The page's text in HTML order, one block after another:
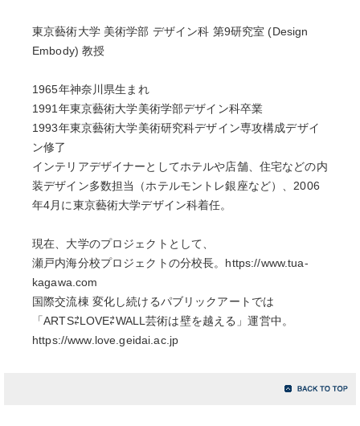
東京藝術大学 美術学部 デザイン科 第9研究室 (Design
Embody) 教授
1965年神奈川県生まれ
1991年東京藝術大学美術学部デザイン科卒業
1993年東京藝術大学美術研究科デザイン専攻構成デザイ
ン修了
インテリアデザイナーとしてホテルや店舗、住宅などの内
装デザイン多数担当（ホテルモントレ銀座など）、2006
年4月に東京藝術大学デザイン科着任。
現在、大学のプロジェクトとして、
瀬戸内海分校プロジェクトの分校長。https://www.tua-
kagawa.com
国際交流棟 変化し続けるパブリックアートでは
「ARTS⇄LOVE⇄WALL芸術は壁を越える」運営中。
https://www.love.geidai.ac.jp